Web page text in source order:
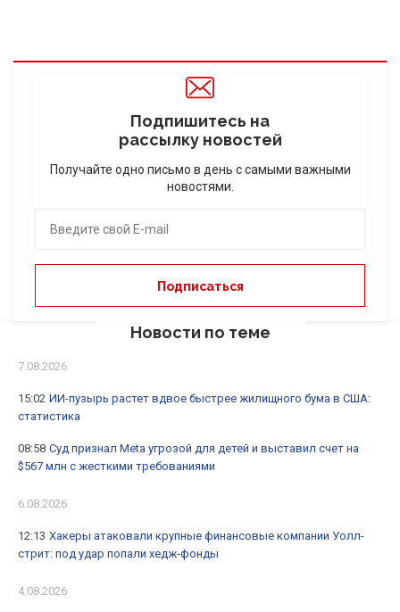
Подпишитесь на
рассылку новостей
Получайте одно письмо в день с самыми важными
новостями.
Новости по теме
7.08.2026
15:02 ИИ-пузырь растет вдвое быстрее жилищного бума в США:
статистика
08:58 Суд признал Meta угрозой для детей и выставил счет на
$567 млн с жесткими требованиями
6.08.2026
12:13 Хакеры атаковали крупные финансовые компании Уолл-
стрит: под удар попали хедж-фонды
4.08.2026